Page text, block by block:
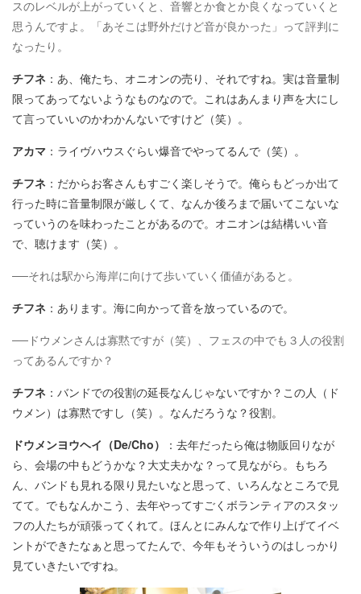
スのレベルが上がっていくと、音響とか食とか良くなっていくと
思うんですよ。「あそこは野外だけど音が良かった」って評判に
なったり。
チフネ ：あ、俺たち、オニオンの売り、それですね。実は音量制
限ってあってないようなものなので。これはあんまり声を大にし
て言っていいのかわかんないですけど（笑）。
アカマ ：ライヴハウスぐらい爆音でやってるんで（笑）。
チフネ ：だからお客さんもすごく楽しそうで。俺らもどっか出て
行った時に音量制限が厳しくて、なんか後ろまで届いてこないな
っていうのを味わったことがあるので。オニオンは結構いい音
で、聴けます（笑）。
──それは駅から海岸に向けて歩いていく価値があると。
チフネ ：あります。海に向かって音を放っているので。
──ドウメンさんは寡黙ですが（笑）、フェスの中でも３人の役割
ってあるんですか？
チフネ ：バンドでの役割の延長なんじゃないですか？この人（ド
ウメン）は寡黙ですし（笑）。なんだろうな？役割。
ドウメンヨウヘイ（De/Cho）
：去年だったら俺は物販回りなが
ら、会場の中もどうかな？大丈夫かな？って見ながら。もちろ
ん、バンドも見れる限り見たいなと思って、いろんなところで見
てて。でもなんかこう、去年やってすごくボランティアのスタッ
フの人たちが頑張ってくれて。ほんとにみんなで作り上げてイベ
ントができたなぁと思ってたんで、今年もそういうのはしっかり
見ていきたいですね。